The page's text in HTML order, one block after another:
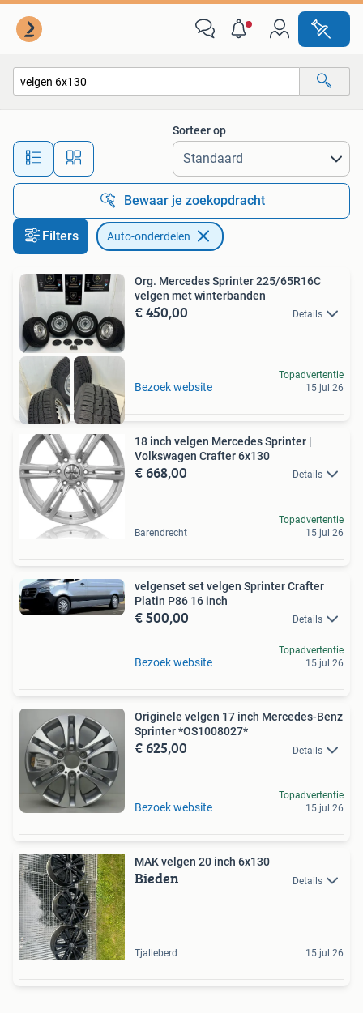
Alle afstanden…
Sorteer op
Bewaar je zoekopdracht
Filters Auto-onderdelen
Org. Mercedes Sprinter 225/65R16C
velgen met winterbanden
€ 450,00 Details
Bezoek website
Topadvertentie
15 jul 26
18 inch velgen Mercedes Sprinter |
Volkswagen Crafter 6x130
€ 668,00 Details
Barendrecht
Topadvertentie
15 jul 26
velgenset set velgen Sprinter Crafter
Platin P86 16 inch
€ 500,00 Details
Bezoek website
Topadvertentie
15 jul 26
Originele velgen 17 inch Mercedes-Benz
Sprinter *OS1008027*
€ 625,00 Details
Bezoek website
Topadvertentie
15 jul 26
MAK velgen 20 inch 6x130
Bieden Details
Tjalleberd 15 jul 26